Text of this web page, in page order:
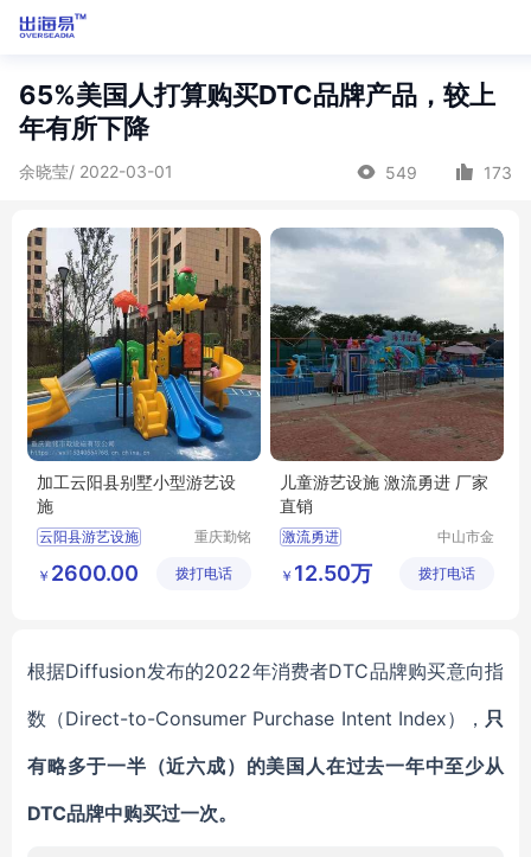
65%美国人打算购买DTC品牌产品，较上
年有所下降
余晓莹/ 2022-03-01 549 173
加工云阳县别墅小型游艺设
施
云阳县游艺设施
别墅游艺设施
重庆勤铭
有限公司
￥ 2600.00 拨打电话
儿童游艺设施 激流勇进 厂家
直销
激流勇进
中山市金
备有限公
￥ 12.50万 拨打电话
根据Diffusion发布的2022年消费者DTC品牌购买意向指
数（Direct-to-Consumer Purchase Intent Index）， 只
有略多于一半（近六成）的美国人在过去一年中至少从
DTC品牌中购买过一次。